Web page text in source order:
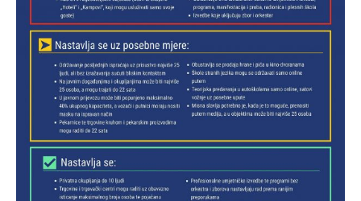
TRENUTNO OTVORENO
Obustavlja se i zabranjuje…
27.11.2020.
slatina.net